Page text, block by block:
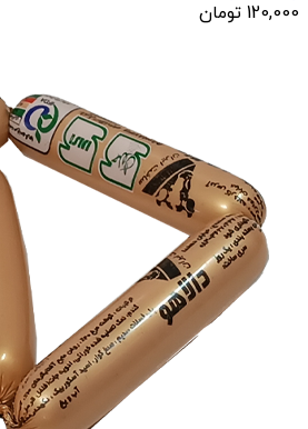
120,000 تومان